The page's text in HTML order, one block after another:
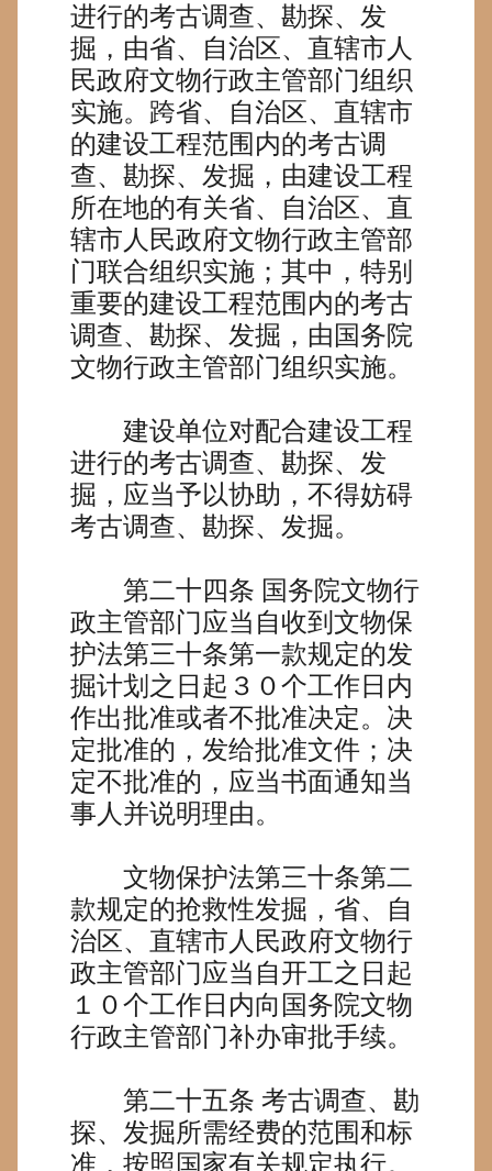
进行的考古调查、勘探、发
掘，由省、自治区、直辖市人
民政府文物行政主管部门组织
实施。跨省、自治区、直辖市
的建设工程范围内的考古调
查、勘探、发掘，由建设工程
所在地的有关省、自治区、直
辖市人民政府文物行政主管部
门联合组织实施；其中，特别
重要的建设工程范围内的考古
调查、勘探、发掘，由国务院
文物行政主管部门组织实施。
建设单位对配合建设工程
进行的考古调查、勘探、发
掘，应当予以协助，不得妨碍
考古调查、勘探、发掘。
第二十四条 国务院文物行
政主管部门应当自收到文物保
护法第三十条第一款规定的发
掘计划之日起３０个工作日内
作出批准或者不批准决定。决
定批准的，发给批准文件；决
定不批准的，应当书面通知当
事人并说明理由。
文物保护法第三十条第二
款规定的抢救性发掘，省、自
治区、直辖市人民政府文物行
政主管部门应当自开工之日起
１０个工作日内向国务院文物
行政主管部门补办审批手续。
第二十五条 考古调查、勘
探、发掘所需经费的范围和标
准，按照国家有关规定执行。